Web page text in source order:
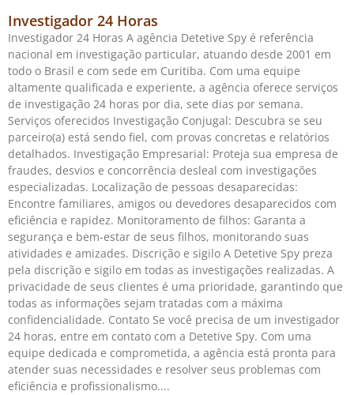
Investigador 24 Horas
Investigador 24 Horas A agência Detetive Spy é referência
nacional em investigação particular, atuando desde 2001 em
todo o Brasil e com sede em Curitiba. Com uma equipe
altamente qualificada e experiente, a agência oferece serviços
de investigação 24 horas por dia, sete dias por semana.
Serviços oferecidos Investigação Conjugal: Descubra se seu
parceiro(a) está sendo fiel, com provas concretas e relatórios
detalhados. Investigação Empresarial: Proteja sua empresa de
fraudes, desvios e concorrência desleal com investigações
especializadas. Localização de pessoas desaparecidas:
Encontre familiares, amigos ou devedores desaparecidos com
eficiência e rapidez. Monitoramento de filhos: Garanta a
segurança e bem-estar de seus filhos, monitorando suas
atividades e amizades. Discrição e sigilo A Detetive Spy preza
pela discrição e sigilo em todas as investigações realizadas. A
privacidade de seus clientes é uma prioridade, garantindo que
todas as informações sejam tratadas com a máxima
confidencialidade. Contato Se você precisa de um investigador
24 horas, entre em contato com a Detetive Spy. Com uma
equipe dedicada e comprometida, a agência está pronta para
atender suas necessidades e resolver seus problemas com
eficiência e profissionalismo.